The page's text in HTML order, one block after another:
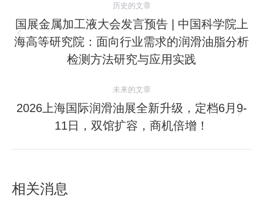
章
导
历史的文章
历
史
文
章：
国展金属加工液大会发言预告 | 中国科学院上
海高等研究院：面向行业需求的润滑油脂分析
检测方法研究与应用实践
未来的文章
未
来
的
2026上海国际润滑油展全新升级，定档6月9-
11日，双馆扩容，商机倍增！
相关消息